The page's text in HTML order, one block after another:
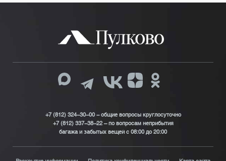
+7 (812) 324-30-00 - общие вопросы круглосуточно
+7 (812) 337-38-22 – по вопросам неприбытия
багажа и забытых вещей с 08:00 до 20:00